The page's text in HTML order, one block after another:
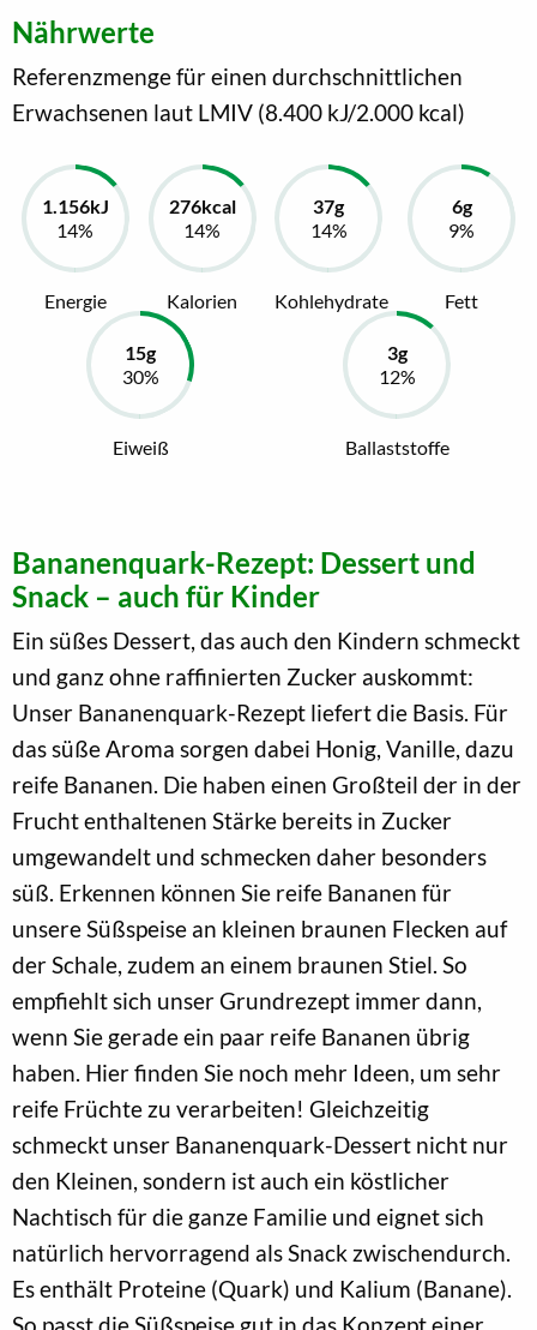
Nährwerte
Referenzmenge für einen durchschnittlichen
Erwachsenen laut LMIV (8.400 kJ/2.000 kcal)
Energie Kalorien Kohlehydrate Fett
Eiweiß Ballaststoffe
Bananenquark-Rezept: Dessert und
Snack – auch für Kinder
Ein süßes Dessert, das auch den Kindern schmeckt
und ganz ohne raffinierten Zucker auskommt:
Unser Bananenquark-Rezept liefert die Basis. Für
das süße Aroma sorgen dabei Honig, Vanille, dazu
reife Bananen. Die haben einen Großteil der in der
Frucht enthaltenen Stärke bereits in Zucker
umgewandelt und schmecken daher besonders
süß. Erkennen können Sie reife Bananen für
unsere Süßspeise an kleinen braunen Flecken auf
der Schale, zudem an einem braunen Stiel. So
empfiehlt sich unser Grundrezept immer dann,
wenn Sie gerade ein paar reife Bananen übrig
haben. Hier finden Sie noch mehr Ideen, um sehr
reife Früchte zu verarbeiten! Gleichzeitig
schmeckt unser Bananenquark-Dessert nicht nur
den Kleinen, sondern ist auch ein köstlicher
Nachtisch für die ganze Familie und eignet sich
natürlich hervorragend als Snack zwischendurch.
Es enthält Proteine (Quark) und Kalium (Banane).
So passt die Süßspeise gut in das Konzept einer